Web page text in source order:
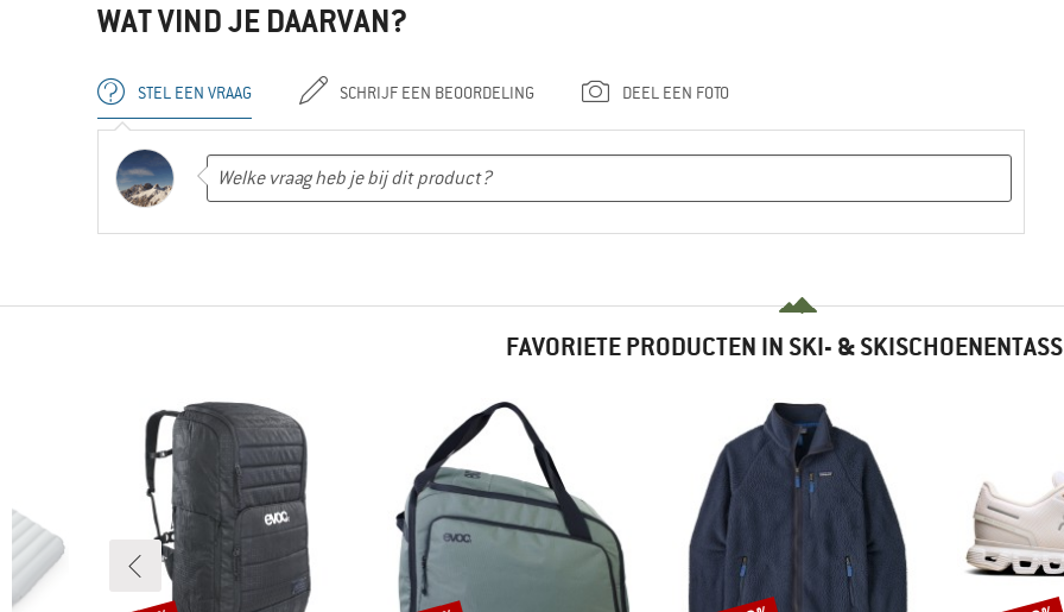
WAT VIND JE DAARVAN?
STEL EEN VRAAG SCHRIJF EEN BEOORDELING DEEL EEN FOTO
FAVORIETE PRODUCTEN IN SKI- &